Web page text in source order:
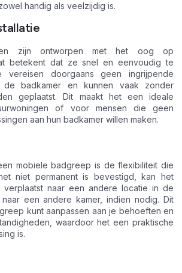
handig als veelzijdig is.
zijn ontworpen met het oog op
betekent dat ze snel en eenvoudig te
vereisen doorgaans geen ingrijpende
de badkamer en kunnen vaak zonder
geplaatst. Dit maakt het een ideale
of voor mensen die geen
aan hun badkamer willen maken.
mobiele badgreep is de flexibiliteit die
niet permanent is bevestigd, kan het
verplaatst naar een andere locatie in de
een andere kamer, indien nodig. Dit
kunt aanpassen aan je behoeften en
waardoor het een praktische
is.